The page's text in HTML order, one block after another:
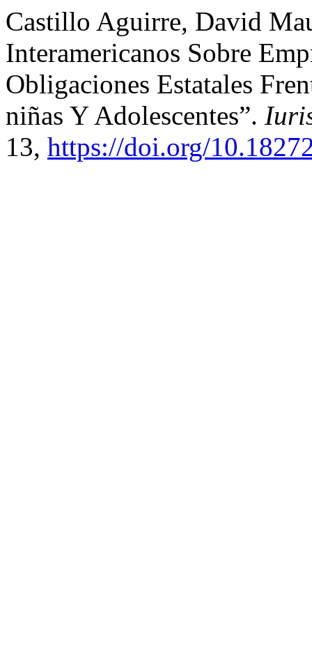
Castillo Aguirre, David
Interamericanos Sobre
Obligaciones Estatales
niñas Y Adolescentes”.
13, https://doi.org/